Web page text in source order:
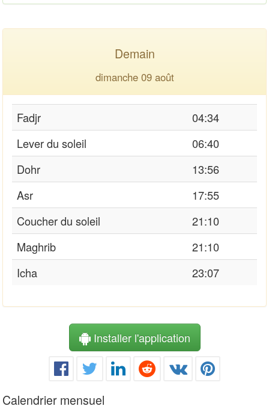
Demain
dimanche 09 août
Fadjr
04:34
Lever du soleil
06:40
Dohr
13:56
Asr
17:55
Coucher du soleil
21:10
Maghrib
21:10
Icha
23:07
Installer l'application
Calendrier mensuel